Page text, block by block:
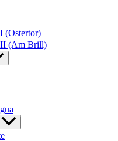
(Ostertor)
(Am Brill)